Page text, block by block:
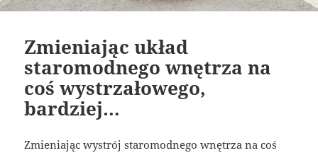
Zmieniając układ
staromodnego wnętrza na
coś wystrzałowego,
bardziej…
Zmieniając wystrój staromodnego wnętrza na coś